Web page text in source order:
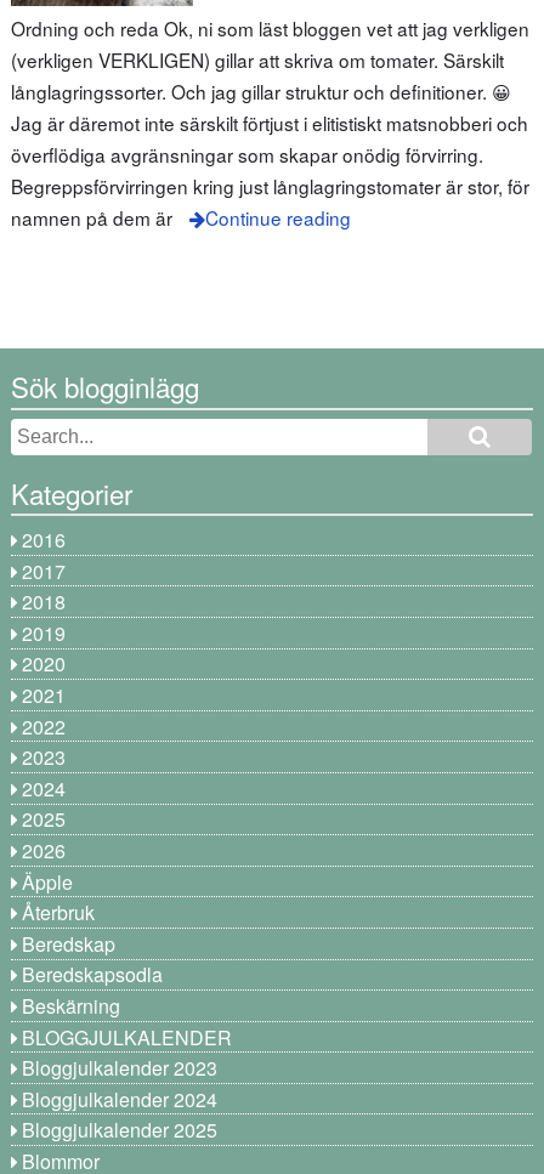
Ordning och reda Ok, ni som läst bloggen vet att jag verkligen
(verkligen VERKLIGEN) gillar att skriva om tomater. Särskilt
långlagringssorter. Och jag gillar struktur och definitioner. 😀
Jag är däremot inte särskilt förtjust i elitistiskt matsnobberi och
överflödiga avgränsningar som skapar onödig förvirring.
Begreppsförvirringen kring just långlagringstomater är stor, för
namnen på dem är
Continue reading
Sök blogginlägg
Kategorier
2016
2017
2018
2019
2020
2021
2022
2023
2024
2025
2026
Äpple
Återbruk
Beredskap
Beredskapsodla
Beskärning
BLOGGJULKALENDER
Bloggjulkalender 2023
Bloggjulkalender 2024
Bloggjulkalender 2025
Blommor